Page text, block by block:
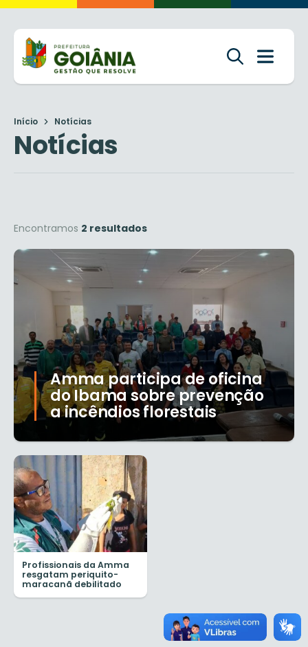
Início Notícias
Notícias
Encontramos 2 resultados
Amma participa de oficina
do Ibama sobre prevenção
a incêndios florestais
Profissionais da Amma
resgatam periquito-
maracanã debilitado